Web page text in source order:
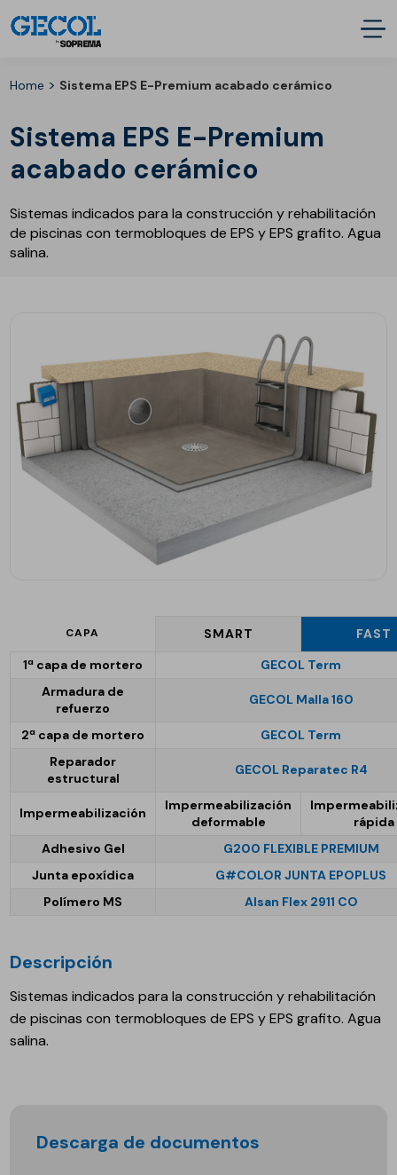
Home > Sistema EPS E-Premium acabado cerámico
Sistema EPS E-Premium
acabado cerámico
Sistemas indicados para la construcción y rehabilitación
de piscinas con termobloques de EPS y EPS grafito. Agua
salina.
CAPA SMART
FAST
1ª capa de mortero
GECOL Term
Armadura de
refuerzo
GECOL Malla 160
2ª capa de mortero
GECOL Term
Reparador
estructural
GECOL Reparatec R4
Impermeabilización
Impermeabilización
deformable
rápida
Adhesivo Gel
G200 FLEXIBLE PREMIUM
Junta epoxídica
G#COLOR JUNTA EPOPLUS
Polímero MS
Alsan Flex 2911 CO
Descripción
Sistemas indicados para la construcción y rehabilitación
de piscinas con termobloques de EPS y EPS grafito. Agua
salina.
Descarga de documentos